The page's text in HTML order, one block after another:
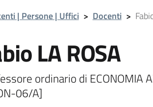
| Persone | Uffici > Docenti >
LA ROSA
ordinario di ECONOMIA
06/A]